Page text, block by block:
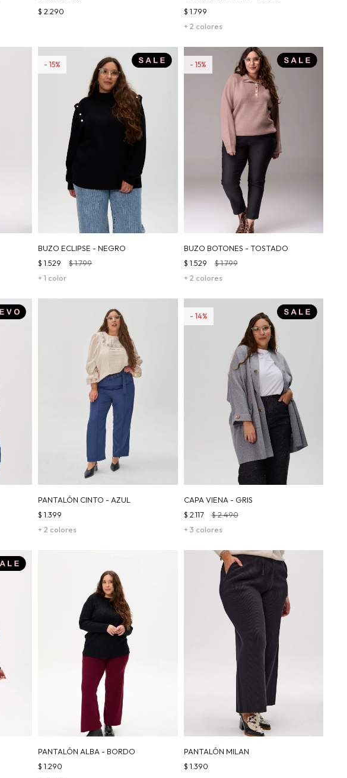
$ 2.290
+ 2 colores
$ 1.799
BUZO ECLIPSE - NEGRO
+ 1 color
$ 1.529 $1.799
15
BUZO BOTONES - TOSTADO
+ 2 colores
$ 1.529 $1.799
15
PANTALÓN CINTO - AZUL
+ 2 colores
$ 1.399
CAPA VIENA - GRIS
+ 3 colores
$ 2.117 $2.490
14
PANTALÓN ALBA - BORDO
$ 1.290
PANTALÓN MILAN
$ 1.390